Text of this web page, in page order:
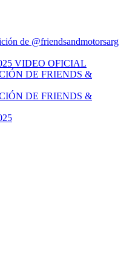
de @friendsandmotorsarg
VIDEO OFICIAL
DE FRIENDS &
DE FRIENDS &